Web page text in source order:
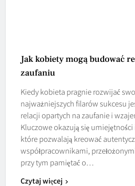
Jak kobiety mogą budować
zaufaniu
Kiedy kobieta pragnie rozwijać
najważniejszych filarów sukcesu
relacji opartych na zaufanie i
Kluczowe okazują się
które pozwalają kreować
współpracownikami,
przy tym pamiętać o…
Czytaj więcej